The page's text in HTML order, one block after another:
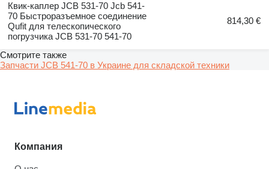
Квик-каплер JCB 531-70 Jcb 541-
70 Быстроразъемное соединение
Qufit для телескопического
погрузчика JCB 531-70 541-70
814,30 €
Смотрите также
Запчасти JCB 541-70 в Украине для складской техники
Компания